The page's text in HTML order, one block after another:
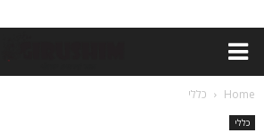
Home כללי
כללי